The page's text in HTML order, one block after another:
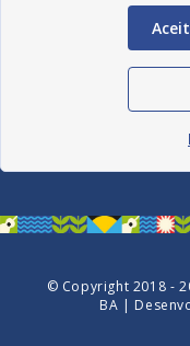
© Copyright 2018 -
BA |